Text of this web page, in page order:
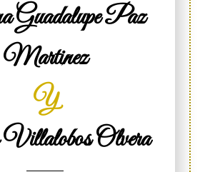
Guadalupe Paz
Martinez
Y
Olvera